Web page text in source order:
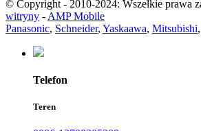
© Copyright - 2010-2024: Wszelkie prawa
witryny - AMP Mobile
Panasonic, Schneider, Yaskaawa, Mitsubishi,
Telefon
Teren